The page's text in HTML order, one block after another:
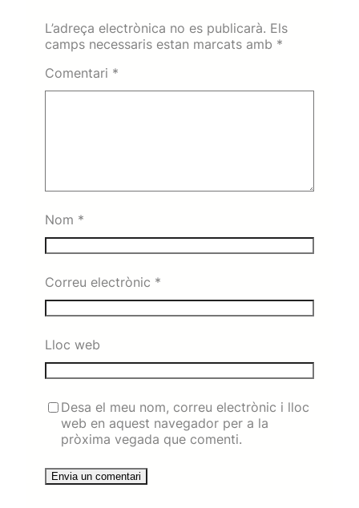
L’adreça electrònica no es publicarà. Els
camps necessaris estan marcats amb *
Comentari *
Nom *
Correu electrònic *
Lloc web
Desa el meu nom, correu electrònic i lloc
web en aquest navegador per a la
pròxima vegada que comenti.